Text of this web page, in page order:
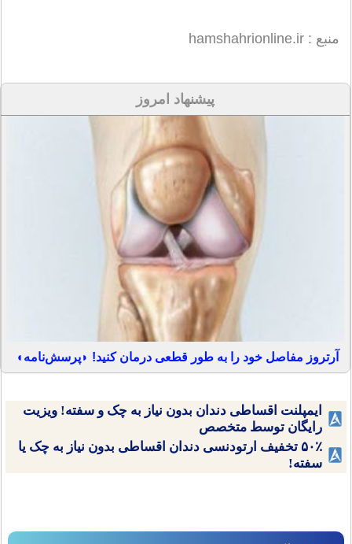
منبع : hamshahrionline.ir
پیشنهاد امروز
آرتروز مفاصل خود را به طور قطعی درمان کنید! ◗پرسش‌نامه◖
ایمپلنت اقساطی دندان بدون نیاز به چک و سفته! ویزیت
رایگان توسط متخصص
۵۰٪ تخفیف ارتودنسی دندان اقساطی بدون نیاز به چک یا
سفته!